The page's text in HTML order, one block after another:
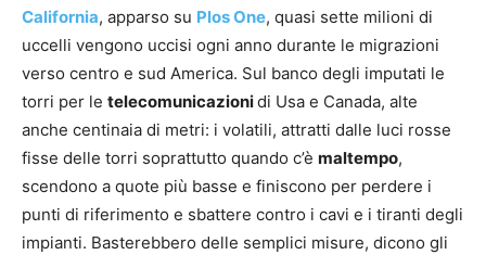
California, apparso su Plos One, quasi sette milioni di
uccelli vengono uccisi ogni anno durante le migrazioni
verso centro e sud America. Sul banco degli imputati le
torri per le telecomunicazionidi Usa e Canada, alte
anche centinaia di metri: i volatili, attratti dalle luci rosse
fisse delle torri soprattutto quando c’è maltempo,
scendono a quote più basse e finiscono per perdere i
punti di riferimento e sbattere contro i cavi e i tiranti degli
impianti. Basterebbero delle semplici misure, dicono gli